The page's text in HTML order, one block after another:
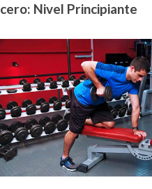
cero: Nivel Principiante